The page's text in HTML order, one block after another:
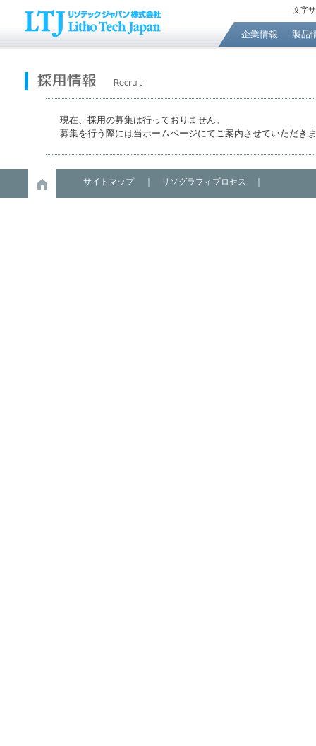
文字
企業情報 製品
現在、採用の募集は行っておりません。
募集を行う際には当ホームページにてご案内させていただき
サイトマップ リソグラフィプロセス